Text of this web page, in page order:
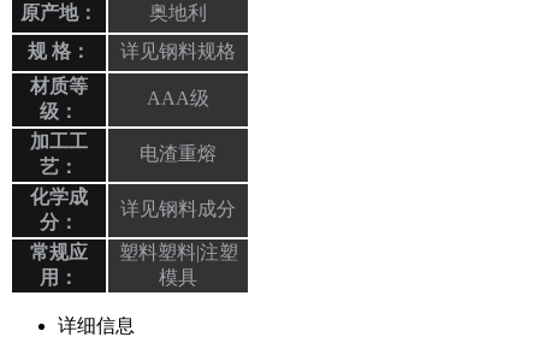
原产地：
奥地利
规 格：
详见钢料规格
材质等
级：
AAA级
加工工
艺：
电渣重熔
化学成
分：
详见钢料成分
常规应
用：
塑料塑料|注塑
模具
详细信息